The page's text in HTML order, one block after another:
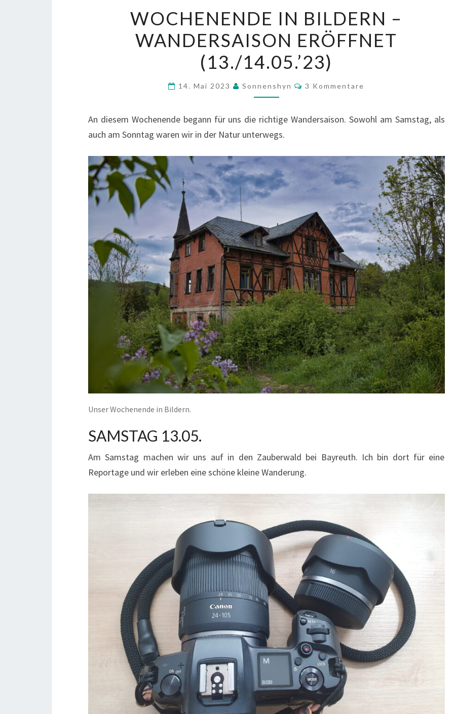
IN
BILDERN
–
WANDERSAISON
(13./14.05.’23)
WOCHENENDE IN BILDERN –
WANDERSAISON ERÖFFNET
(13./14.05.’23)
14. Mai 2023 Sonnenshyn Kommentare
3 Kommentare
An diesem Wochenende begann für uns die richtige Wandersaison. Sowohl am Samstag, als
auch am Sonntag waren wir in der Natur unterwegs.
Unser Wochenende in Bildern.
SAMSTAG 13.05.
Am Samstag machen wir uns auf in den Zauberwald bei Bayreuth. Ich bin dort für eine
Reportage und wir erleben eine schöne kleine Wanderung.